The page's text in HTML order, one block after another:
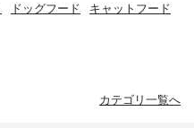
ドッグフード キャットフード
カテゴリ一覧へ